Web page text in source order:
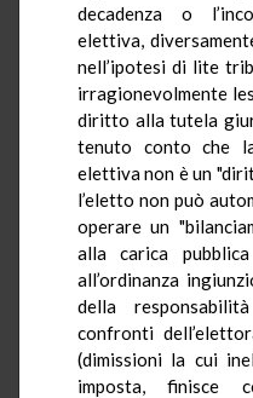
decadenza o
elettiva,
nell’ipotesi di lite
irragionevolmente
diritto alla tutela
tenuto conto che
elettiva non è un
l’eletto non può
operare un
alla carica
all’ordinanza
della
confronti
(dimissioni la cui
imposta, finisce